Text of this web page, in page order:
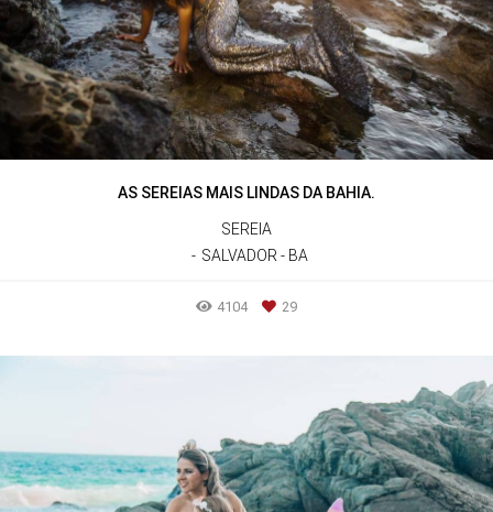
AS SEREIAS MAIS LINDAS DA BAHIA.
SEREIA
SALVADOR - BA
4104 29